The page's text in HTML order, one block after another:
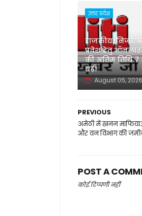
उत्तर प्रदेश
राजकीय/निजी
प्रवेश हेतु
की अंतिम तिथि
बढ़ी
August 05, 2026
PREVIOUS
अमेठी में खनन
और वन विभाग की
POST A
कोई टिप्पणी नहीं